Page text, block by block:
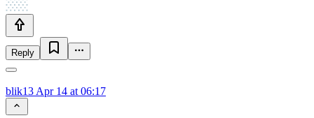
Reply
blik13 Apr 14 at 06:17